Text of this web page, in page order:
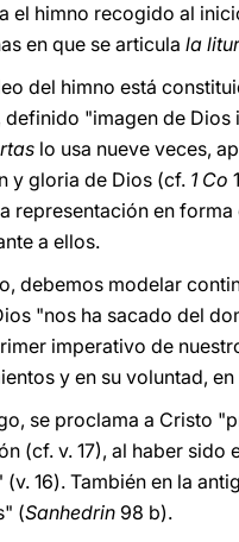
el himno recogido al
en que se articula la
del himno está
definido "imagen de Dios
lo usa nueve veces,
y gloria de Dios (cf. 1 Co
representación en
a ellos.
debemos modelar
"nos ha sacado del
imperativo de
y en su voluntad,
se proclama a Cristo
(cf. v. 17), al haber
(v. 16). También en la
(Sanhedrin 98 b).